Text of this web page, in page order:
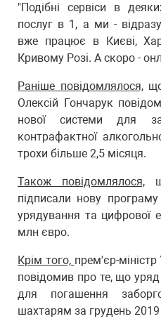
"Подібні сервіси в
послуг в 1, а ми -
вже працює в Києві,
Кривому Розі. А скоро -
Раніше повідомлялося,що
Олексій Гончарук
нової системи для
контрафактної
трохи більше 2,5 місяця.
Також повідомлялося,
підписали нову
урядування та цифрової
млн євро.
Крім того, прем'єр-
повідомив про те, що
для погашення
шахтарям за грудень 2019